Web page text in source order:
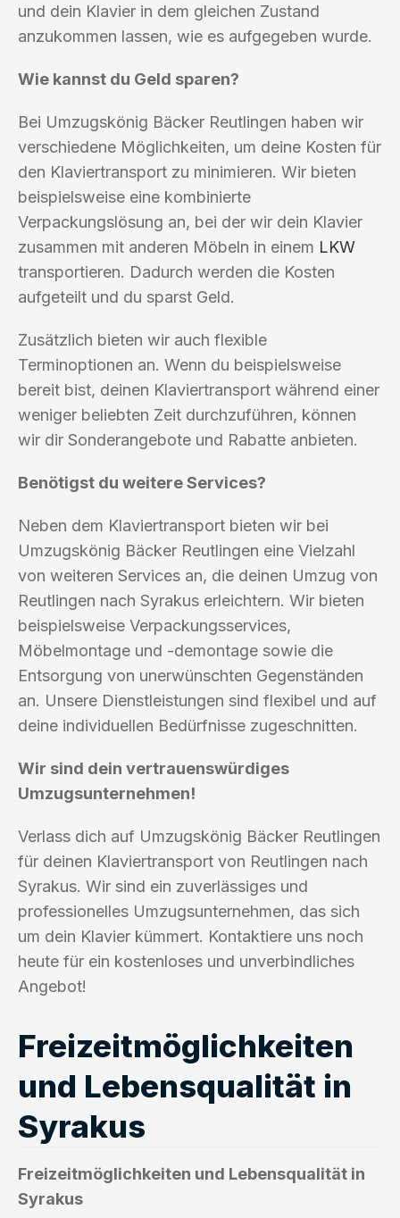
und dein Klavier in dem gleichen Zustand
anzukommen lassen, wie es aufgegeben wurde.
Wie kannst du Geld sparen?
Bei Umzugskönig Bäcker Reutlingen haben wir
verschiedene Möglichkeiten, um deine Kosten für
den Klaviertransport zu minimieren. Wir bieten
beispielsweise eine kombinierte
Verpackungslösung an, bei der wir dein Klavier
zusammen mit anderen Möbeln in einem LKW
transportieren. Dadurch werden die Kosten
aufgeteilt und du sparst Geld.
Zusätzlich bieten wir auch flexible
Terminoptionen an. Wenn du beispielsweise
bereit bist, deinen Klaviertransport während einer
weniger beliebten Zeit durchzuführen, können
wir dir Sonderangebote und Rabatte anbieten.
Benötigst du weitere Services?
Neben dem Klaviertransport bieten wir bei
Umzugskönig Bäcker Reutlingen eine Vielzahl
von weiteren Services an, die deinen Umzug von
Reutlingen nach Syrakus erleichtern. Wir bieten
beispielsweise Verpackungsservices,
Möbelmontage und -demontage sowie die
Entsorgung von unerwünschten Gegenständen
an. Unsere Dienstleistungen sind flexibel und auf
deine individuellen Bedürfnisse zugeschnitten.
Wir sind dein vertrauenswürdiges
Umzugsunternehmen!
Verlass dich auf Umzugskönig Bäcker Reutlingen
für deinen Klaviertransport von Reutlingen nach
Syrakus. Wir sind ein zuverlässiges und
professionelles Umzugsunternehmen, das sich
um dein Klavier kümmert. Kontaktiere uns noch
heute für ein kostenloses und unverbindliches
Angebot!
Freizeitmöglichkeiten
und Lebensqualität in
Syrakus
Freizeitmöglichkeiten und Lebensqualität in
Syrakus